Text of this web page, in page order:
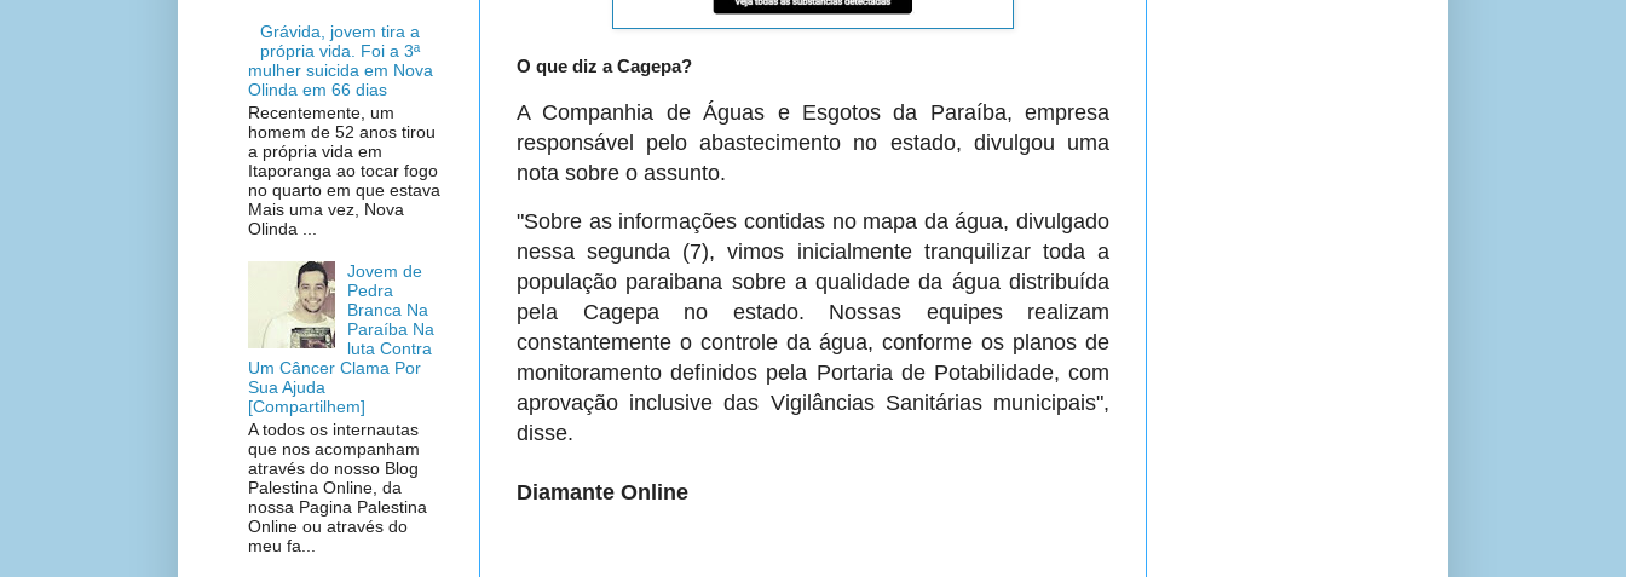
O que diz a Cagepa?
A Companhia de Águas e Esgotos da Paraíba, empresa
responsável pelo abastecimento no estado, divulgou uma
nota sobre o assunto.
"Sobre as informações contidas no mapa da água, divulgado
nessa segunda (7), vimos inicialmente tranquilizar toda a
população paraibana sobre a qualidade da água distribuída
pela Cagepa no estado. Nossas equipes realizam
constantemente o controle da água, conforme os planos de
monitoramento definidos pela Portaria de Potabilidade, com
aprovação inclusive das Vigilâncias Sanitárias municipais",
disse.
Diamante Online
Grávida, jovem tira a
própria vida. Foi a 3ª
mulher suicida em Nova
Olinda em 66 dias
Recentemente, um
homem de 52 anos tirou
a própria vida em
Itaporanga ao tocar fogo
no quarto em que estava
Mais uma vez, Nova
Olinda ...
Jovem de
Pedra
Branca Na
Paraíba Na
luta Contra
Um Câncer Clama Por
Sua Ajuda
[Compartilhem]
A todos os internautas
que nos acompanham
através do nosso Blog
Palestina Online, da
nossa Pagina Palestina
Online ou através do
meu fa...